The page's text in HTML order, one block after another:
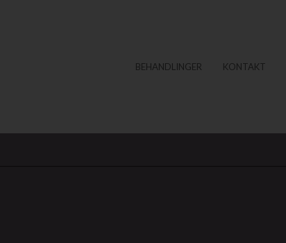
BEHANDLINGER KONTAKT